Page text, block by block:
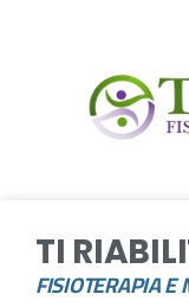
TI
FISIOTERAPIA